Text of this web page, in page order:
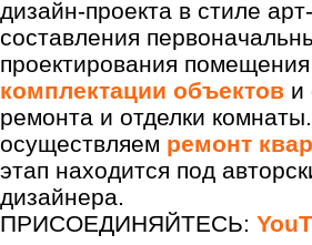
дизайн-проекта в стиле
составления
проектирования
комплектации объектов и
ремонта и отделки
осуществляем ремонт
этап находится под
дизайнера.
ПРИСОЕДИНЯЙТЕСЬ: